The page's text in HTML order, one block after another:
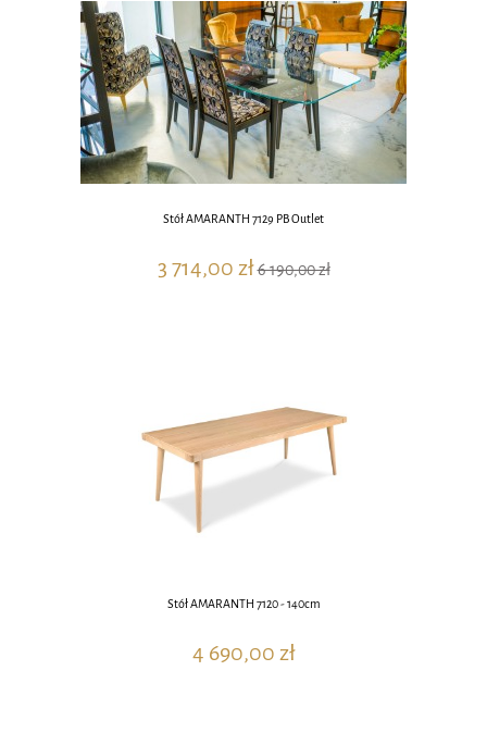
Stół AMARANTH 7129 PB Outlet
3 714,00 zł6 190,00 zł
Stół AMARANTH 7120 - 140cm
4 690,00 zł